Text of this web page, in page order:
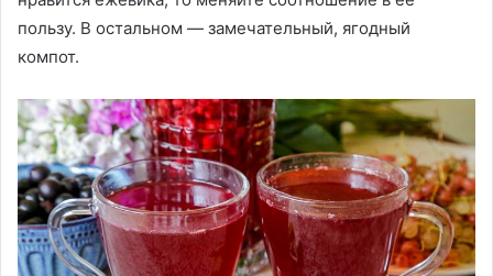
пользу. В остальном — замечательный, ягодный
компот.